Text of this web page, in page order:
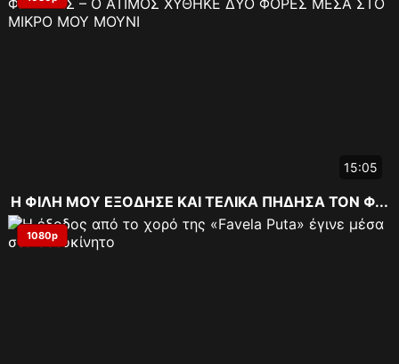
15:05
Η ΦΙΛΗ ΜΟΥ ΕΞΟΔΗΣΕ ΚΑΙ ΤΕΛΙΚΑ ΠΗΔΗΣΑ ΤΟΝ Φ...
1080p